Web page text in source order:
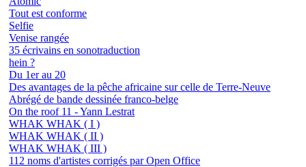
Tout est conforme
Selfie
Venise rangée
35 écrivains en sonotraduction
hein ?
Du 1er au 20
Des avantages de la pêche africaine sur celle de Terre-Neuve
Abrégé de bande dessinée franco-belge
On the roof 11 - Yann Lestrat
WHAK WHAK ( I )
WHAK WHAK ( II )
WHAK WHAK ( III )
112 noms d'artistes corrigés par Open Office